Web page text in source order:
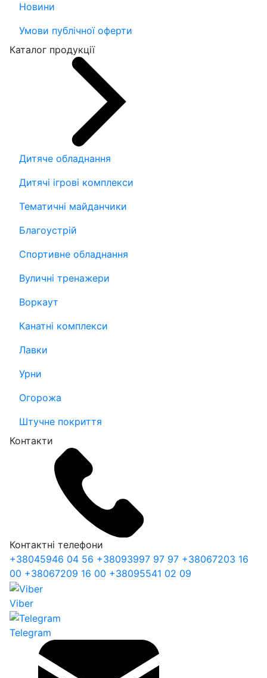
Новини
Умови публічної оферти
Каталог продукції
Дитяче обладнання
Дитячі ігрові комплекси
Тематичні майданчики
Благоустрій
Спортивне обладнання
Вуличні тренажери
Воркаут
Канатні комплекси
Лавки
Урни
Огорожа
Штучне покриття
Контакти
Контактні телефони
+38045946 04 56 +38093997 97 97 +38067203 16
00 +38067209 16 00 +38095541 02 09
Viber
Telegram